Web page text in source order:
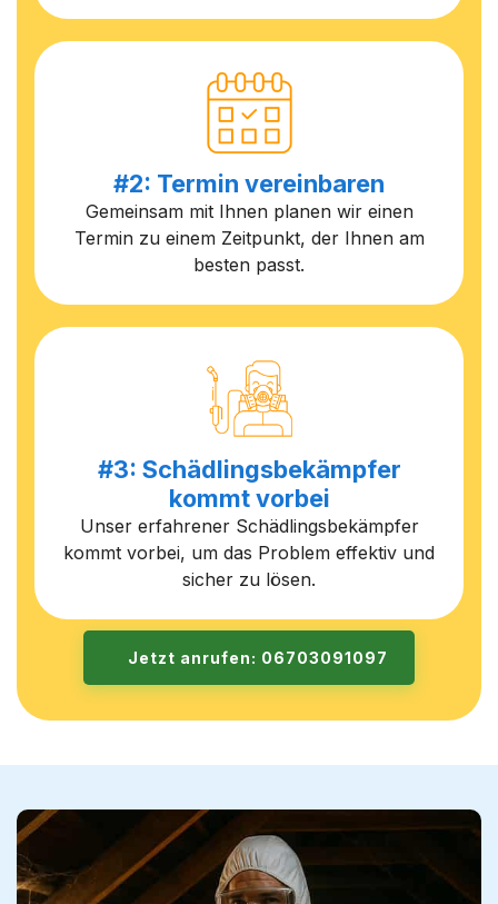
#2: Termin vereinbaren
Gemeinsam mit Ihnen planen wir einen
Termin zu einem Zeitpunkt, der Ihnen am
besten passt.
#3: Schädlingsbekämpfer
kommt vorbei
Unser erfahrener Schädlingsbekämpfer
kommt vorbei, um das Problem effektiv und
sicher zu lösen.
Jetzt anrufen: 06703091097